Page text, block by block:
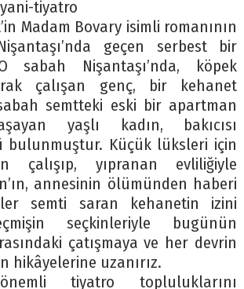
Madam Bovary isimli romanının
geçen serbest bir
sabah Nişantaşı’nda, köpek
çalışan genç, bir kehanet
semtteki eski bir apartman
yaşlı kadın, bakıcısı
bulunmuştur. Küçük lüksleri için
çalışıp, yıpranan evliliğiyle
annesinin ölümünden haberi
semti saran kehanetin izini
seçkinleriyle bugünün
çatışmaya ve her devrin
hikâyelerine uzanırız.
tiyatro topluluklarını